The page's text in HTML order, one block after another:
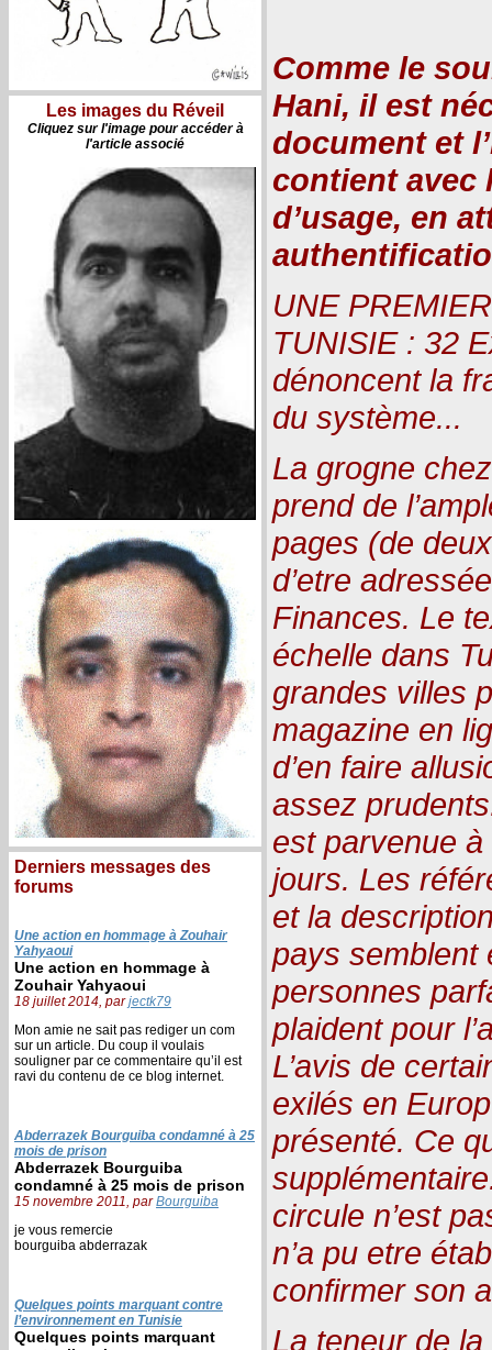
Les images du Réveil
Cliquez sur l'image pour accéder à
l'article associé
Derniers messages des
forums
Une action en hommage à Zouhair
Yahyaoui
Une action en hommage à
Zouhair Yahyaoui
18 juillet 2014, parjectk79
Mon amie ne sait pas rediger un com
sur un article. Du coup il voulais
souligner par ce commentaire qu’il est
ravi du contenu de ce blog internet.
Abderrazek Bourguiba condamné à 25
mois de prison
Abderrazek Bourguiba
condamné à 25 mois de prison
15 novembre 2011, parBourguiba
je vous remercie
bourguiba abderrazak
Quelques points marquant contre
l’environnement en Tunisie
Quelques points marquant
Comme le
Hani, il est
document et
contient avec
d’usage, en
UNE
TUNISIE : 32
dénoncent la
du système...
La grogne
prend de
pages (de
d’etre
Finances. Le
échelle dans
grandes villes
magazine en
d’en faire
assez
est parvenue
jours. Les
et la
pays semblent
personnes
plaident pour
L’avis de
exilés en
présenté. Ce
circule n’est
n’a pu etre
confirmer son
La teneur de